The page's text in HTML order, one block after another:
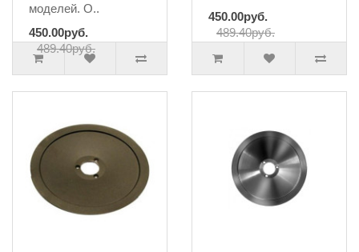
моделей. О..
450.00руб.
489.40руб.
450.00руб.
489.40руб.